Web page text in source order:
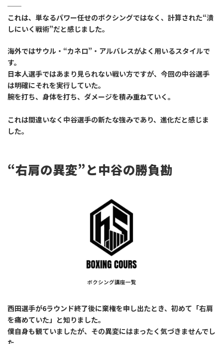
──
これは、単なるパワー任せのボクシングではなく、計算された“潰
しにいく戦術”だと感じました。
海外ではサウル・“カネロ”・アルバレスがよく用いるスタイルで
す。
日本人選手ではあまり見られない戦い方ですが、今回の中谷選手
は明確にそれを実行していた。
腕を打ち、身体を打ち、ダメージを積み重ねていく。
これは間違いなく中谷選手の新たな強みであり、進化だと感じま
した。
“右肩の異変”と中谷の勝負勘
ボクシング講座一覧
西田選手が6ラウンド終了後に棄権を申し出たとき、初めて「右肩
を痛めていた」と知りました。
僕自身も観ていましたが、その異変にはまったく気づきませんでし